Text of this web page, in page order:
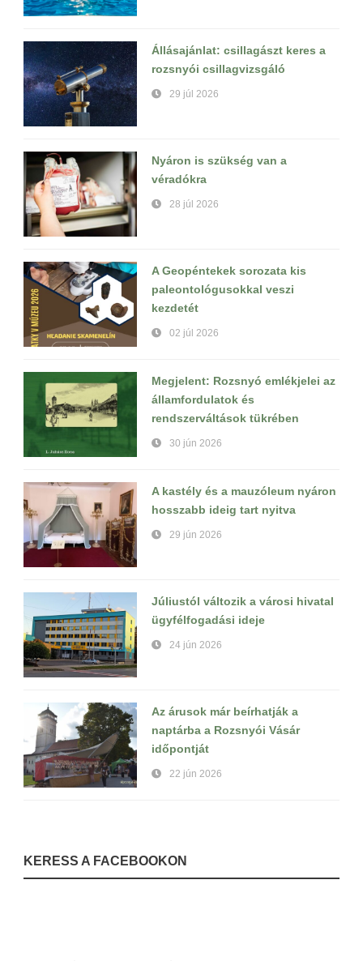
Állásajánlat: csillagászt keres a
rozsnyói csillagvizsgáló
29 júl 2026
Nyáron is szükség van a
véradókra
28 júl 2026
A Geopéntekek sorozata kis
paleontológusokkal veszi
kezdetét
02 júl 2026
Megjelent: Rozsnyó emlékjelei az
államfordulatok és
rendszerváltások tükrében
30 jún 2026
A kastély és a mauzóleum nyáron
hosszabb ideig tart nyitva
29 jún 2026
Júliustól változik a városi hivatal
ügyfélfogadási ideje
24 jún 2026
Az árusok már beírhatják a
naptárba a Rozsnyói Vásár
időpontját
22 jún 2026
KERESS A FACEBOOKON